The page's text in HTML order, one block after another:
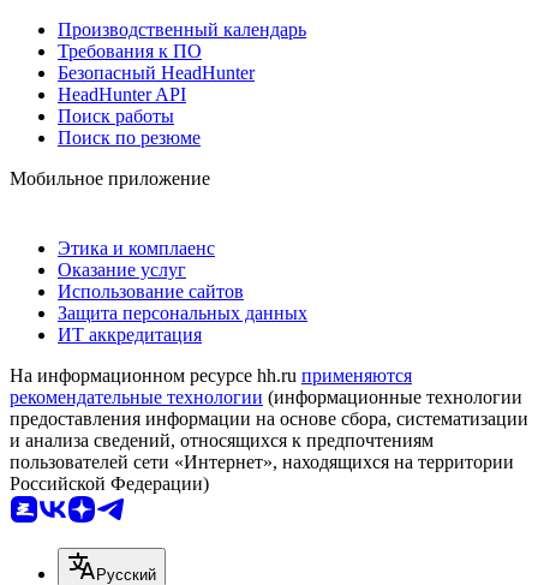
Производственный календарь
Требования к ПО
Безопасный HeadHunter
HeadHunter API
Поиск работы
Поиск по резюме
Мобильное приложение
Этика и комплаенс
Оказание услуг
Использование сайтов
Защита персональных данных
ИТ аккредитация
На информационном ресурсе hh.ru применяются
рекомендательные технологии (информационные технологии
предоставления информации на основе сбора, систематизации
и анализа сведений, относящихся к предпочтениям
пользователей сети «Интернет», находящихся на территории
Российской Федерации)
Русский